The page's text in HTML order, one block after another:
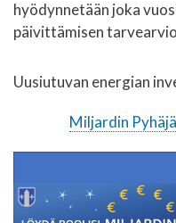
hyödynnetään joka
päivittämisen
Uusiutuvan energian
Miljardin